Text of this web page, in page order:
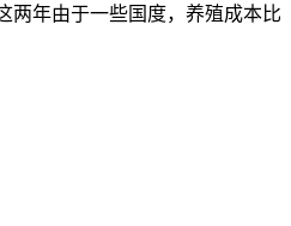
年由于一些国度，养殖成本比